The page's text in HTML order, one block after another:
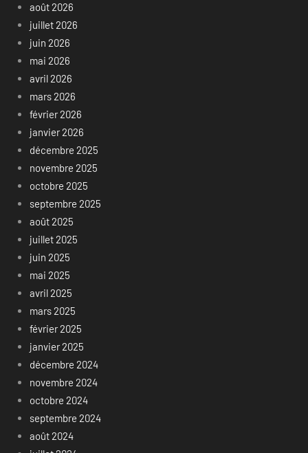
août 2026
juillet 2026
juin 2026
mai 2026
avril 2026
mars 2026
février 2026
janvier 2026
décembre 2025
novembre 2025
octobre 2025
septembre 2025
août 2025
juillet 2025
juin 2025
mai 2025
avril 2025
mars 2025
février 2025
janvier 2025
décembre 2024
novembre 2024
octobre 2024
septembre 2024
août 2024